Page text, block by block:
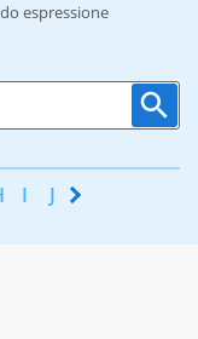
espressione
I J K